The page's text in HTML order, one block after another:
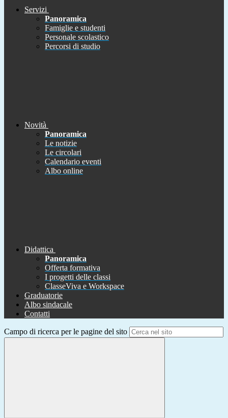
Servizi
Panoramica
Famiglie e studenti
Personale scolastico
Percorsi di studio
Novità
Panoramica
Le notizie
Le circolari
Calendario eventi
Albo online
Didattica
Panoramica
Offerta formativa
I progetti delle classi
ClasseViva e Workspace
Graduatorie
Albo sindacale
Contatti
Campo di ricerca per le pagine del sito